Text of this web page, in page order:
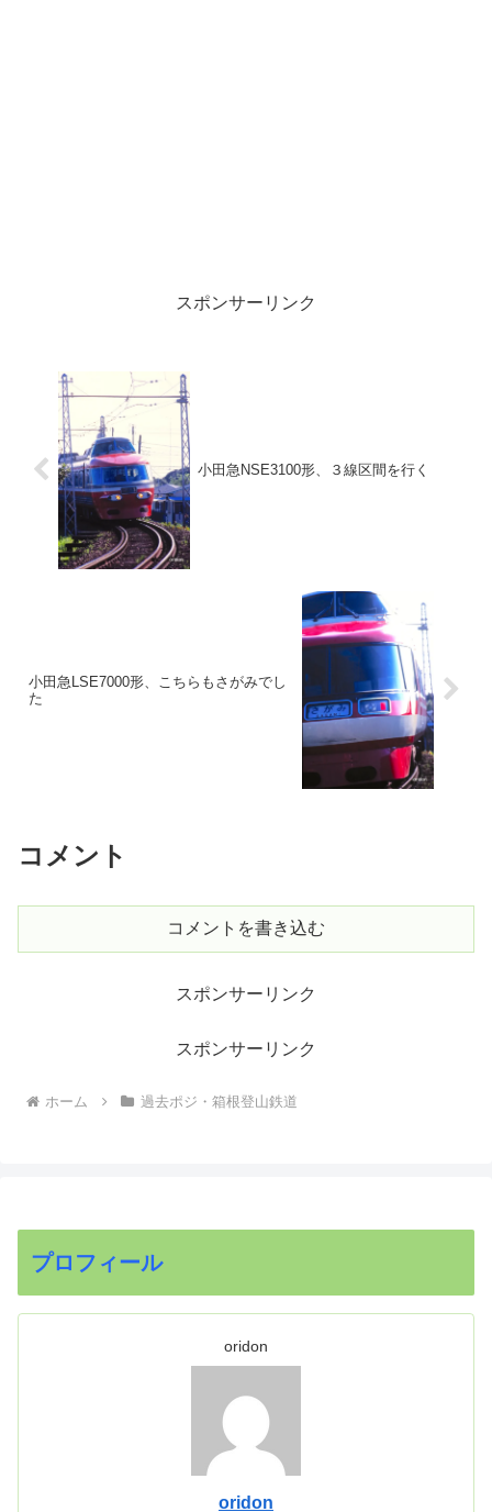
スポンサーリンク
小田急NSE3100形、３線区間を行く
小田急LSE7000形、こちらもさがみでし
た
コメント
コメントを書き込む
スポンサーリンク
スポンサーリンク
ホーム 過去ポジ・箱根登山鉄道
プロフィール
oridon
oridon